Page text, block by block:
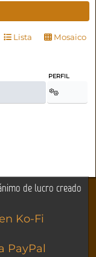
Lista Mosaico
PERFIL
de lucro creado
Ko-Fi
PayPal